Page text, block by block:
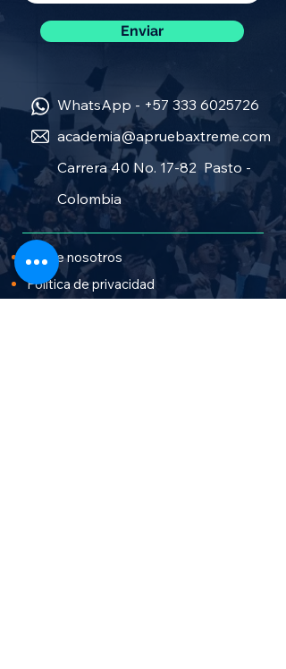
Enviar
WhatsApp - +57 333 6025726
academia@apruebaxtreme.com
Carrera 40 No. 17-82 Pasto -
Colombia
Sobre nosotros
Política de privacidad